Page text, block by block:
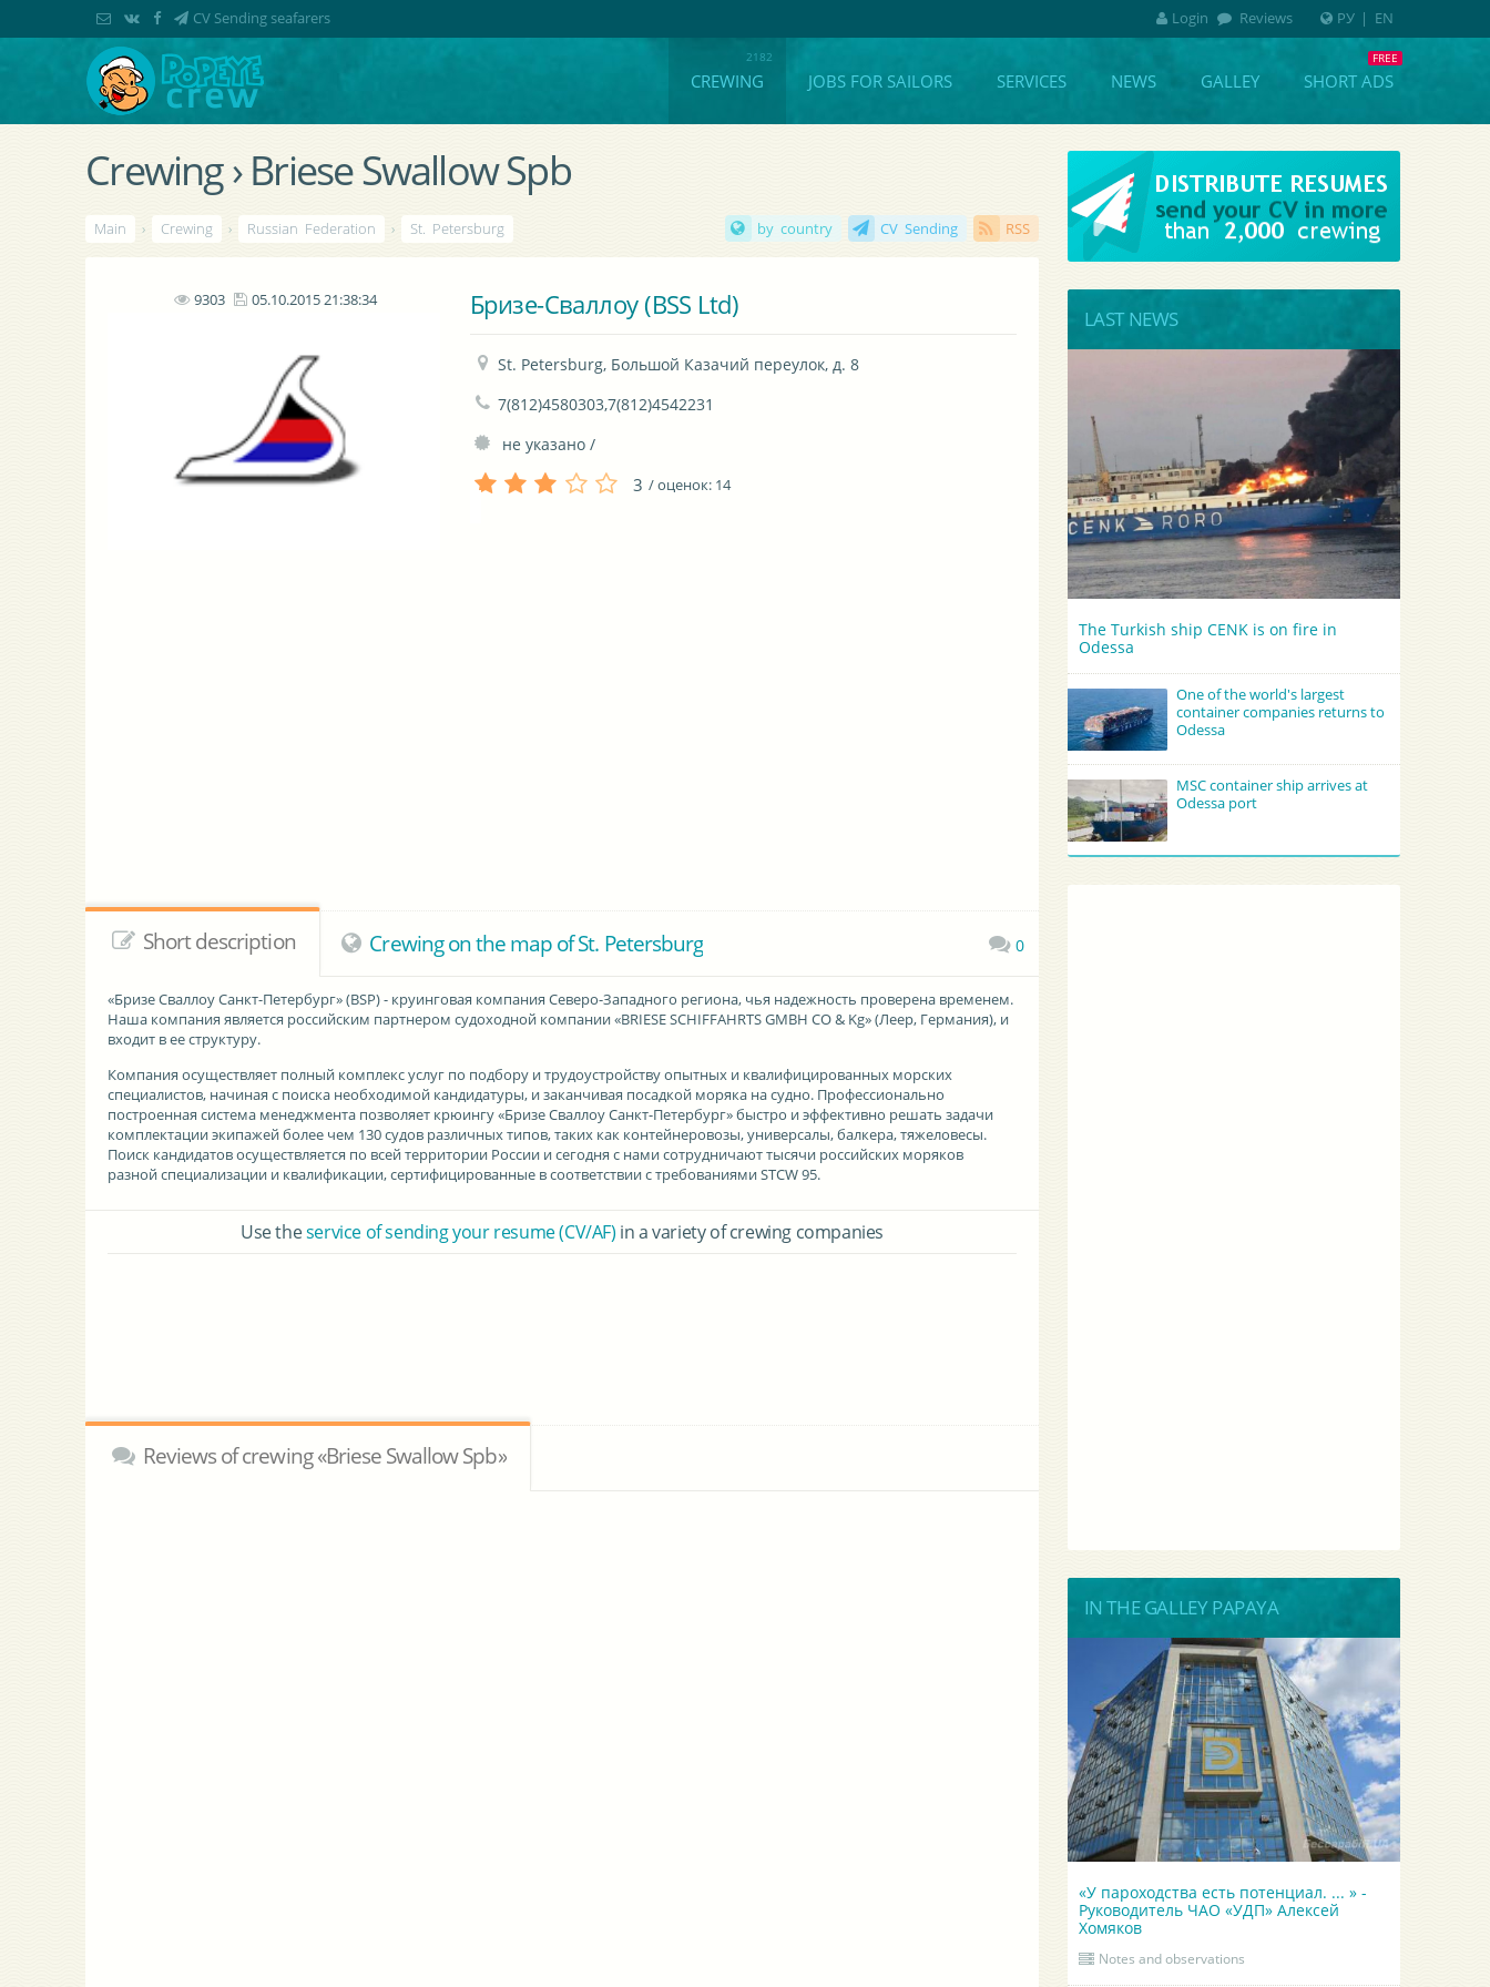
CREWING JOBS FOR SAILORS SERVICES NEWS GALLEY SHORT ADS
Crewing › Briese Swallow Spb
Main › Crewing › Russian Federation › St. Petersburg by country CV Sending RSS
9303 05.10.2015 21:38:34 Бризе-Сваллоу (BSS Ltd)
St. Petersburg, Большой Казачий переулок, д. 8
7(812)4580303,7(812)4542231
не указано /
3 / оценок: 14
Short description Crewing on the map of St. Petersburg 0
«Бризе Сваллоу Санкт-Петербург» (BSP)- круинговая компания Северо-Западного региона, чья надежность проверена временем.
Наша компания является российским партнером судоходной компании «BRIESE SCHIFFAHRTS GMBH CO & Kg» (Леер, Германия), и
входит в ее структуру.
Компания осуществляет полный комплекс услуг по подбору и трудоустройству опытных и квалифицированных морских
специалистов, начиная с поиска необходимой кандидатуры, и заканчивая посадкой моряка на судно. Профессионально
построенная система менеджмента позволяет крюингу «Бризе Сваллоу Санкт-Петербург» быстро и эффективно решать задачи
комплектации экипажейболее чем 130 судов различных типов, таких как контейнеровозы, универсалы, балкера, тяжеловесы.
Поиск кандидатов осуществляется по всей территории России и сегодня с нами сотрудничают тысячи российских моряков
разной специализации и квалификации, сертифицированные в соответствии с требованиями STCW 95.
Use theservice of sending your resume (CV/AF) in a variety of crewing companies
Reviews of crewing «Briese Swallow Spb»
LAST NEWS
The Turkish ship CENK is on fire in
Odessa
One of the world's largest
container companies returns to
Odessa
MSC container ship arrives at
Odessa port
IN THE GALLEY PAPAYA
«У пароходства есть потенциал. ... » -
Руководитель ЧАО «УДП» Алексей
Хомяков
Notes and observations
РУ | EN
CV Sending seafarers Login Reviews